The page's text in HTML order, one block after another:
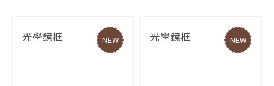
光學鏡框 NEW 光學鏡框 NEW